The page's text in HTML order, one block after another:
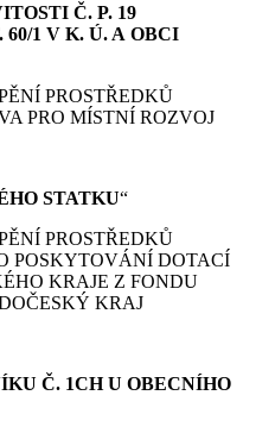
Č. P. 19
1 V K. Ú. A OBCI
PROSTŘEDKŮ
PRO MÍSTNÍ ROZVOJ
STATKU“
PROSTŘEDKŮ
POSKYTOVÁNÍ DOTACÍ
KRAJE Z FONDU
KRAJ
Č. 1CH U OBECNÍHO